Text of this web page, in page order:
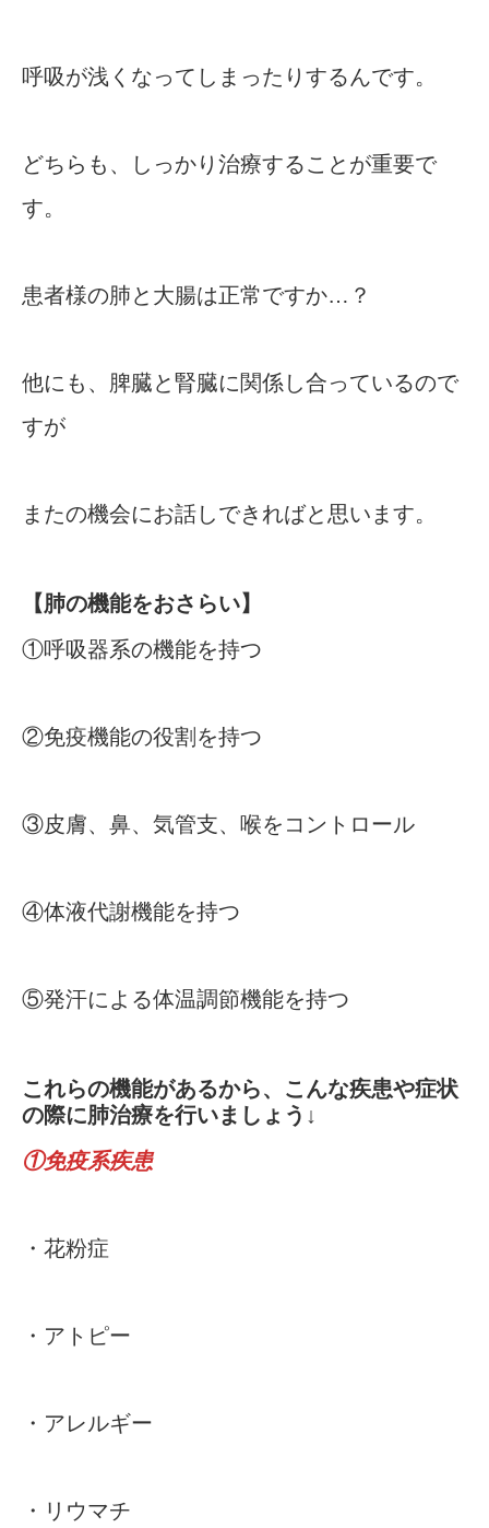
呼吸が浅くなってしまったりするんです。
どちらも、しっかり治療することが重要で
す。
患者様の肺と大腸は正常ですか…？
他にも、脾臓と腎臓に関係し合っているので
すが
またの機会にお話しできればと思います。
【肺の機能をおさらい】
①呼吸器系の機能を持つ
②免疫機能の役割を持つ
③皮膚、鼻、気管支、喉をコントロール
④体液代謝機能を持つ
⑤発汗による体温調節機能を持つ
これらの機能があるから、こんな疾患や症状
の際に肺治療を行いましょう↓
①免疫系疾患
・花粉症
・アトピー
・アレルギー
・リウマチ